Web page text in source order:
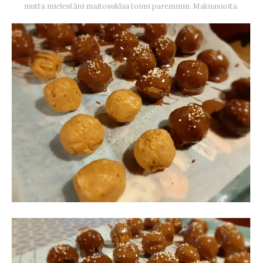
mutta mielestäni maitosuklaa toimi paremmin. Makuasioita.